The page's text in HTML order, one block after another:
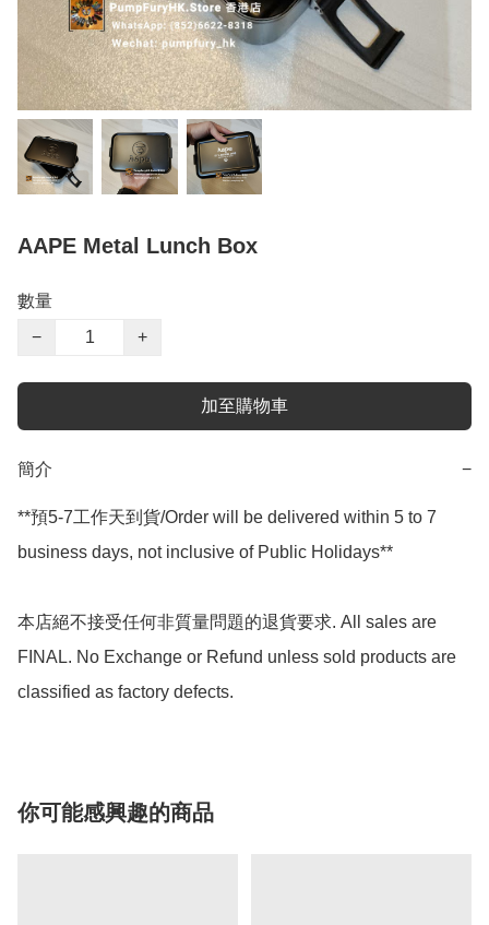
AAPE Metal Lunch Box
數量
−
+
加至購物車
簡介 −
**預5-7工作天到貨/Order will be delivered within 5 to 7
business days, not inclusive of Public Holidays**
本店絕不接受任何非質量問題的退貨要求. All sales are
FINAL. No Exchange or Refund unless sold products are
classified as factory defects.
你可能感興趣的商品